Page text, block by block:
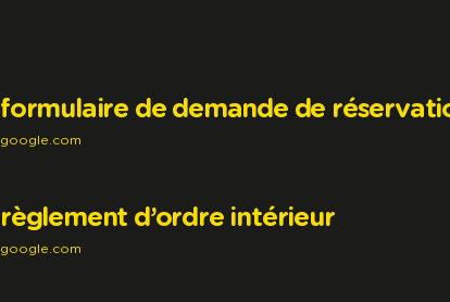
formulaire de demande de
google.com
règlement d’ordre intérieur
google.com